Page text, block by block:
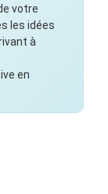
votre
les idées
à
en